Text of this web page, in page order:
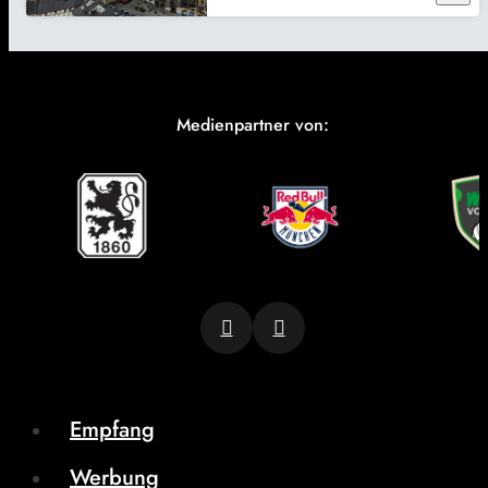
Medienpartner von:
Empfang
Werbung